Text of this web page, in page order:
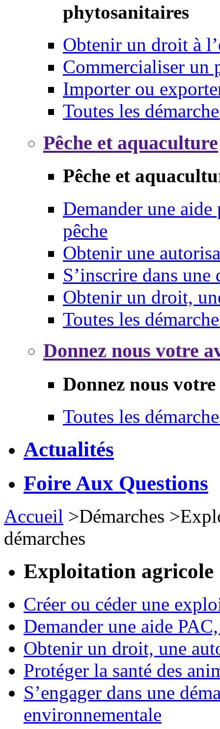
phytosanitaires
Obtenir un droit à
Commercialiser un
Importer ou
Toutes les
Pêche et aquaculture
Pêche et
Demander une
pêche
Obtenir une
S’inscrire dans une
Obtenir un droit,
Toutes les
Donnez nous votre
Donnez nous
Toutes les
Actualités
Foire Aux Questions
Accueil >Démarches >
démarches
Exploitation agricole
Créer ou céder une
Demander une aide
Obtenir un droit, une
Protéger la santé des
S’engager dans une
environnementale